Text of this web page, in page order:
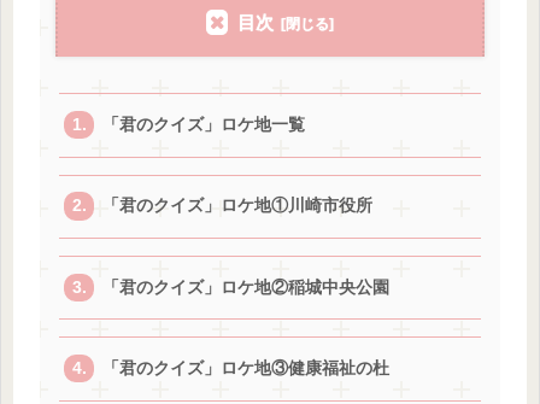
目次
「君のクイズ」ロケ地一覧
「君のクイズ」ロケ地①川崎市役所
「君のクイズ」ロケ地②稲城中央公園
「君のクイズ」ロケ地③健康福祉の杜